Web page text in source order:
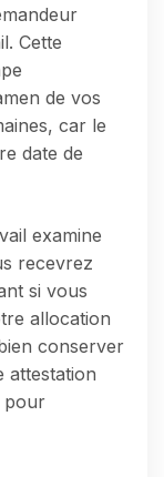
Cette
de vos
car le
date de
examine
recevrez
si vous
allocation
conserver
attestation
pour